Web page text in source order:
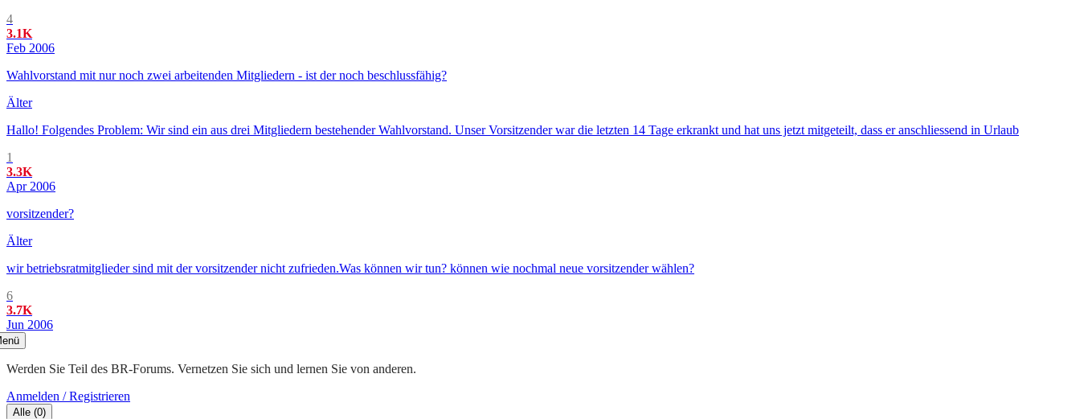
4
3.1K
Feb 2006
Wahlvorstand mit nur noch zwei arbeitenden Mitgliedern - ist der noch beschlussfähig?
Älter
Hallo! Folgendes Problem: Wir sind ein aus drei Mitgliedern bestehender Wahlvorstand. Unser Vorsitzender war die letzten 14 Tage erkrankt und hat uns jetzt mitgeteilt, dass er anschliessend in Urlaub
1
3.3K
Apr 2006
vorsitzender?
Älter
wir betriebsratmitglieder sind mit der vorsitzender nicht zufrieden.Was können wir tun? können wie nochmal neue vorsitzender wählen?
6
3.7K
Jun 2006
Werden Sie Teil des BR-Forums. Vernetzen Sie sich und lernen Sie von anderen.
Anmelden / Registrieren
Alle (0)